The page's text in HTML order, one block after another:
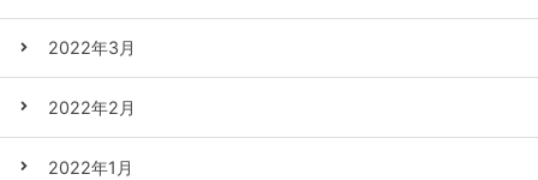
2022年3月
2022年2月
2022年1月